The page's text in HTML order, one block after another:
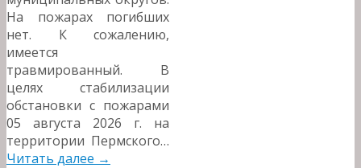
На пожарах погибших
нет. К сожалению,
имеется
травмированный. В
целях стабилизации
обстановки с пожарами
05 августа 2026 г. на
территории Пермского…
Читать далее →